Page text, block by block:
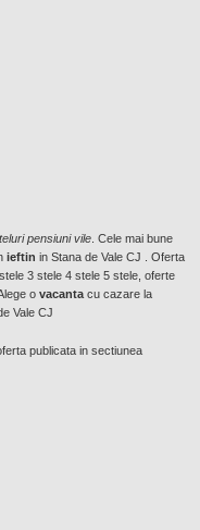
pensiuni vile . Cele mai bune
ieftin in Stana de Vale CJ . Oferta
3 stele 4 stele 5 stele, oferte
o vacanta cu cazare la
Vale CJ
publicata in sectiunea